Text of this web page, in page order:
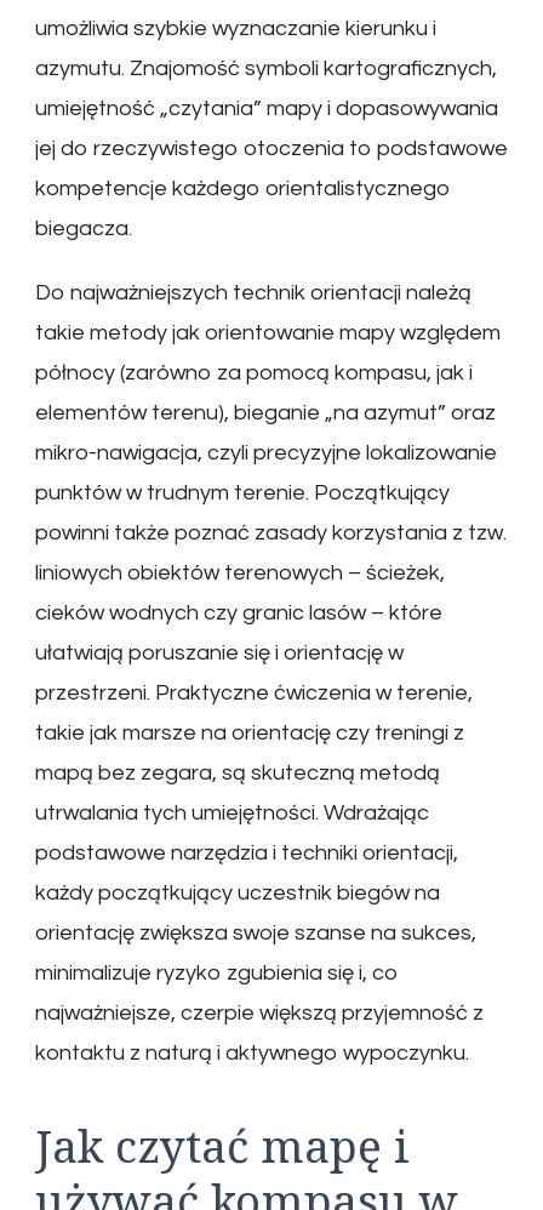
umożliwia szybkie wyznaczanie kierunku i
azymutu. Znajomość symboli kartograficznych,
umiejętność „czytania” mapy i dopasowywania
jej do rzeczywistego otoczenia to podstawowe
kompetencje każdego orientalistycznego
biegacza.
Do najważniejszych technik orientacji należą
takie metody jak orientowanie mapy względem
północy (zarówno za pomocą kompasu, jak i
elementów terenu), bieganie „na azymut” oraz
mikro-nawigacja, czyli precyzyjne lokalizowanie
punktów w trudnym terenie. Początkujący
powinni także poznać zasady korzystania z tzw.
liniowych obiektów terenowych – ścieżek,
cieków wodnych czy granic lasów – które
ułatwiają poruszanie się i orientację w
przestrzeni. Praktyczne ćwiczenia w terenie,
takie jak marsze na orientację czy treningi z
mapą bez zegara, są skuteczną metodą
utrwalania tych umiejętności. Wdrażając
podstawowe narzędzia i techniki orientacji,
każdy początkujący uczestnik biegów na
orientację zwiększa swoje szanse na sukces,
minimalizuje ryzyko zgubienia się i, co
najważniejsze, czerpie większą przyjemność z
kontaktu z naturą i aktywnego wypoczynku.
Jak czytać mapę i